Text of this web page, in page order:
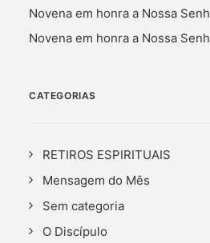
Novena em honra a Nossa
Novena em honra a Nossa
CATEGORIAS
RETIROS ESPIRITUAIS
Mensagem do Mês
Sem categoria
O Discípulo